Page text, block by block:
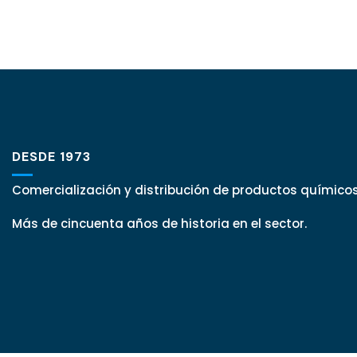
DESDE 1973
Comercialización y distribución de productos
Más de cincuenta años de historia en el sector.